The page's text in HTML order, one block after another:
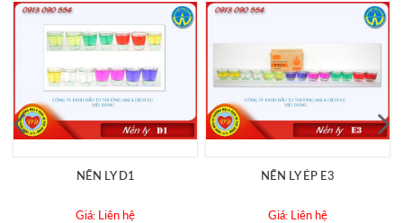
NẾN LY D1
Giá: Liên hệ
NẾN LY ÉP E3
Giá: Liên hệ